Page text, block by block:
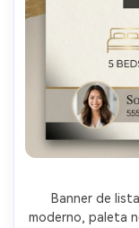
Banner de
moderno, paleta